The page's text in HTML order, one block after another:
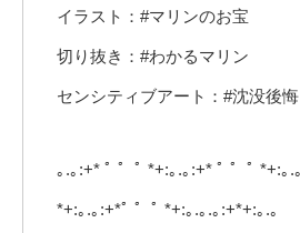
イラスト：#マリンのお宝
切り抜き：#わかるマリン
センシティブアート：#沈没後
｡.｡:+* ﾟ ゜ﾟ *+:｡.｡:+* ﾟ ゜ﾟ *+:｡.
*+:｡.｡:+*ﾟ ゜ﾟ *+:｡.｡.｡:+*+:｡.｡